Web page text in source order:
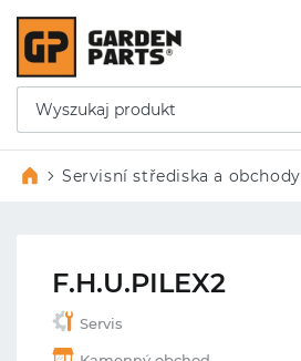
Servisní střediska a obchody
F.H.U.PILEX2
Servis